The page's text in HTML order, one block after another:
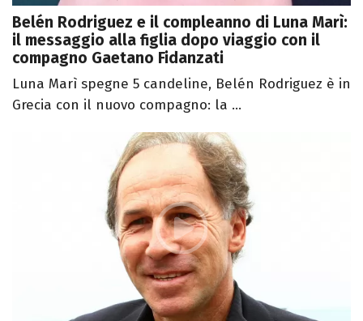
Belén Rodriguez e il compleanno di Luna Marì:
il messaggio alla figlia dopo viaggio con il
compagno Gaetano Fidanzati
Luna Marì spegne 5 candeline, Belén Rodriguez è in
Grecia con il nuovo compagno: la ...